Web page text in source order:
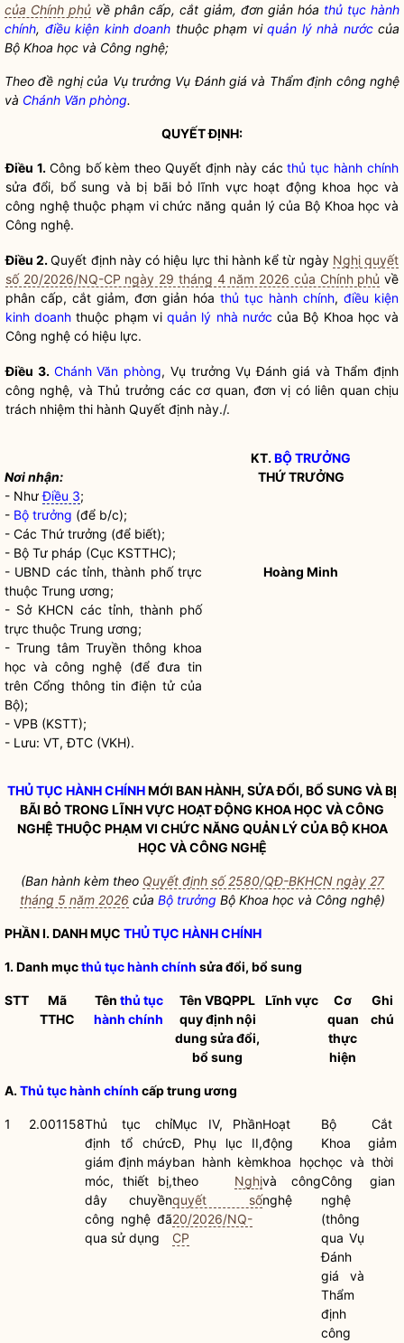
của Chính phủ về phân cấp, cắt giảm, đơn giản hóa thủ tục hành
chính, điều kiện kinh doanh thuộc phạm vi quản lý nhà nướccủa
Bộ Khoa học và Công nghệ;
Theo đề nghị của Vụ trưởng Vụ Đánh giá và Thẩm định công nghệ
và Chánh Văn phòng.
QUYẾT ĐỊNH:
Điều 1. Công bố kèm theo Quyết định này cácthủ tục hành chính
sửa đổi, bổ sung và bị bãi bỏ lĩnh vực hoạt động khoa học và
công nghệ thuộc phạm vi chức năng quản lý của Bộ Khoa học và
Công nghệ.
Điều 2.Quyết định này có hiệu lực thi hành kể từ ngày Nghị quyết
số 20/2026/NQ-CP ngày 29 tháng 4 năm 2026 của Chính phủ về
phân cấp, cắt giảm, đơn giản hóa thủ tục hành chính, điều kiện
kinh doanh thuộc phạm viquản lý nhà nước của Bộ Khoa học và
Công nghệ có hiệu lực.
Điều 3. Chánh Văn phòng, Vụ trưởng Vụ Đánh giá và Thẩm định
công nghệ, và Thủ trưởng các cơ quan, đơn vị có liên quan chịu
trách nhiệm thi hành Quyết định này./.
Nơi nhận:
- NhưĐiều 3;
- Bộ trưởng (để b/c);
- Các Thứ trưởng (để biết);
- Bộ Tư pháp (Cục KSTTHC);
- UBND các tỉnh, thành phố trực
thuộc Trung ương;
- Sở KHCN các tỉnh, thành phố
trực thuộc Trung ương;
- Trung tâm Truyền thông khoa
học và công nghệ (để đưa tin
trên Cổng thông tin điện tử của
Bộ);
- VPB (KSTT);
- Lưu: VT, ĐTC (VKH).
KT.BỘ TRƯỞNG
THỨ TRƯỞNG
Hoàng Minh
THỦ TỤC HÀNH CHÍNHMỚI BAN HÀNH, SỬA ĐỔI, BỔ SUNG VÀ BỊ
BÃI BỎ TRONG LĨNH VỰC HOẠT ĐỘNG KHOA HỌC VÀ CÔNG
NGHỆ THUỘC PHẠM VI CHỨC NĂNG QUẢN LÝ CỦA BỘ KHOA
HỌC VÀ CÔNG NGHỆ
(Ban hành kèm theo Quyết định số 2580/QĐ-BKHCN ngày 27
tháng 5 năm 2026của Bộ trưởng Bộ Khoa học và Công nghệ)
PHẦN I. DANH MỤC THỦ TỤC HÀNH CHÍNH
1.Danh mụcthủ tục hành chính sửa đổi, bổ sung
STT
Mã
TTHC
Tên thủ tục
hành chính
Tên VBQPPL
quy định nội
dung sửa đổi,
bổ sung
Lĩnh vực
Cơ
quan
thực
hiện
Ghi
chú
A.Thủ tục hành chính cấp trung ương
1 2.001158Thủ tục chỉ
định tổ chức
giám định máy
móc, thiết bị,
dây chuyền
công nghệ đã
qua sử dụng
Mục IV, Phần
Đ, Phụ lục II,
ban hành kèm
theo Nghị
quyết số
20/2026/NQ-
CP
Hoạt
động
khoa học
và công
nghệ
Bộ
Khoa
học và
Công
nghệ
(thông
qua Vụ
Đánh
giá và
Thẩm
định
công
Cắt
giảm
thời
gian